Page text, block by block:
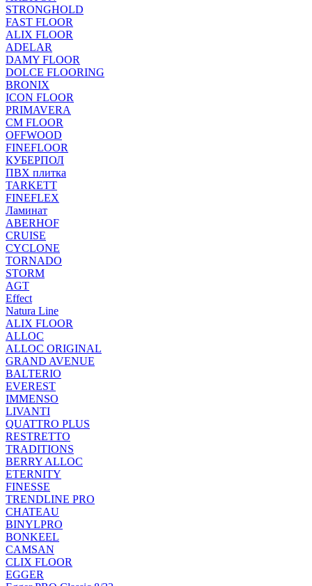
STRONGHOLD
FAST FLOOR
ALIX FLOOR
ADELAR
DAMY FLOOR
DOLCE FLOORING
BRONIX
ICON FLOOR
PRIMAVERA
CM FLOOR
OFFWOOD
FINEFLOOR
КУБЕРПОЛ
ПВХ плитка
TARKETT
FINEFLEX
Ламинат
ABERHOF
CRUISE
CYCLONE
TORNADO
STORM
AGT
Effect
Natura Line
ALIX FLOOR
ALLOC
ALLOC ORIGINAL
GRAND AVENUE
BALTERIO
EVEREST
IMMENSO
LIVANTI
QUATTRO PLUS
RESTRETTO
TRADITIONS
BERRY ALLOC
ETERNITY
FINESSE
TRENDLINE PRO
CHATEAU
BINYLPRO
BONKEEL
CAMSAN
CLIX FLOOR
EGGER